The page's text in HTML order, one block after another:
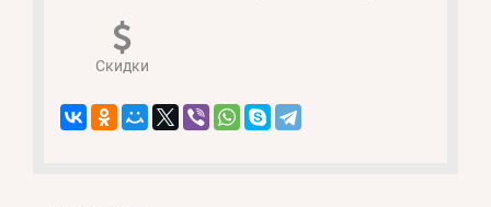
Скидки